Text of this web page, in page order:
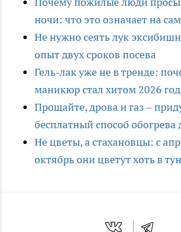
ночи: что это означает на
Не нужно сеять лук
опыт двух сроков посева
Гель-лак уже не в тренде:
маникюр стал хитом 2026
Прощайте, дрова и газ –
бесплатный способ обогрева
Не цветы, а стахановцы: с
октябрь они цветут хоть в